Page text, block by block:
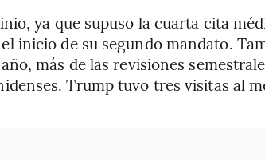
ya que supuso la cuarta cita
inicio de su segundo mandato.
más de las revisiones
Trump tuvo tres visitas al